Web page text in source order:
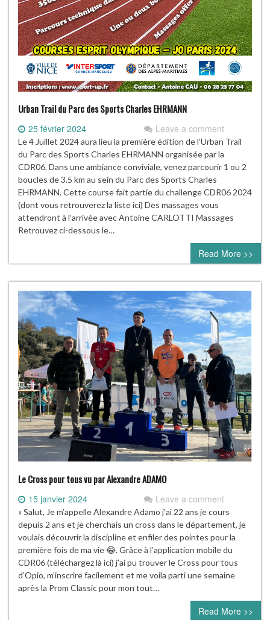
Urban Trail du Parc des Sports Charles EHRMANN
25 février 2024 Leave a comment
Le 4 Juillet 2024 aura lieu la première édition de l’Urban Trail
du Parc des Sports Charles EHRMANN organisée par la
CDR06. Dans une ambiance conviviale, venez parcourir 1 ou 2
boucles de 3.5 km au sein du Parc des Sports Charles
EHRMANN. Cette course fait partie du challenge CDR06 2024
(dont vous retrouverez la liste ici) Des massages vous
attendront à l’arrivée avec Antoine CARLOTTI Massages
Retrouvez ci-dessous le…
Read More >>
Le Cross pour tous vu par Alexandre ADAMO
15 janvier 2024 Leave a comment
« Salut, Je m’appelle Alexandre Adamo j’ai 22 ans je cours
depuis 2 ans et je cherchais un cross dans le département, je
voulais découvrir la discipline et enfiler des pointes pour la
première fois de ma vie 😂. Grâce à l’application mobile du
CDR06 (téléchargez là ici) j’ai pu trouver le Cross pour tous
d’Opio, m’inscrire facilement et me voila parti une semaine
après la Prom Classic pour mon tout…
Read More >>